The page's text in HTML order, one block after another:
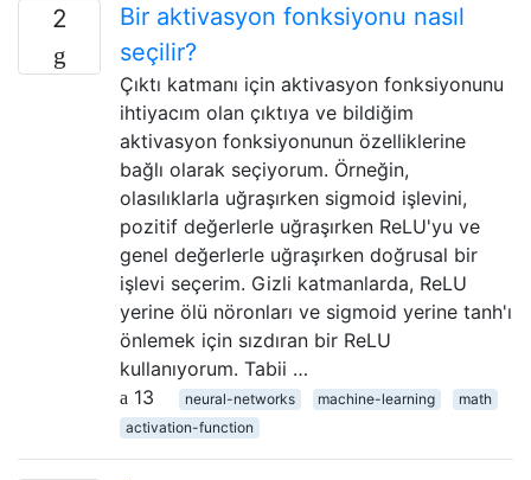
2
Bir aktivasyon fonksiyonu nasıl
seçilir?
Çıktı katmanı için aktivasyon fonksiyonunu
ihtiyacım olan çıktıya ve bildiğim
aktivasyon fonksiyonunun özelliklerine
bağlı olarak seçiyorum. Örneğin,
olasılıklarla uğraşırken sigmoid işlevini,
pozitif değerlerle uğraşırken ReLU'yu ve
genel değerlerle uğraşırken doğrusal bir
işlevi seçerim. Gizli katmanlarda, ReLU
yerine ölü nöronları ve sigmoid yerine tanh'ı
önlemek için sızdıran bir ReLU
kullanıyorum. Tabii …
13
neural-networks machine-learning
math
activation-function